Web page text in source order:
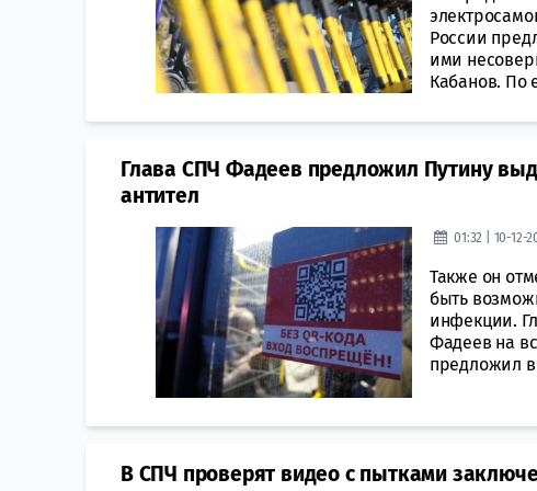
России
ими
Кабанов. По
Глава СПЧ Фадеев предложил Путину
антител
01:32 | 10-12-
Также он
быть
инфекции.
Фадеев на
предложил
В СПЧ проверят видео с пытками